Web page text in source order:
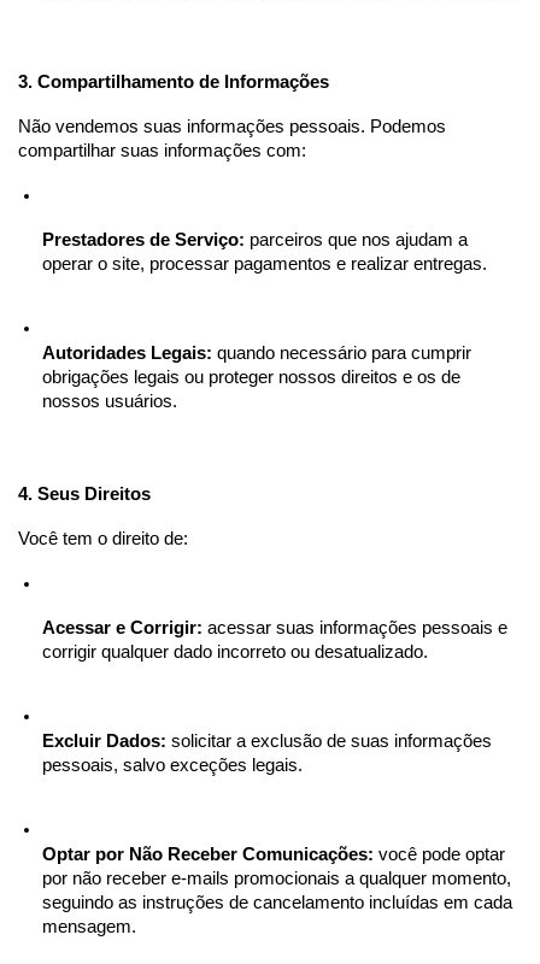
3. Compartilhamento de Informações
Não vendemos suas informações pessoais. Podemos
compartilhar suas informações com:
Prestadores de Serviço: parceiros que nos ajudam a
operar o site, processar pagamentos e realizar entregas.
Autoridades Legais: quando necessário para cumprir
obrigações legais ou proteger nossos direitos e os de
nossos usuários.
4. Seus Direitos
Você tem o direito de:
Acessar e Corrigir: acessar suas informações pessoais e
corrigir qualquer dado incorreto ou desatualizado.
Excluir Dados: solicitar a exclusão de suas informações
pessoais, salvo exceções legais.
Optar por Não Receber Comunicações: você pode optar
por não receber e-mails promocionais a qualquer momento,
seguindo as instruções de cancelamento incluídas em cada
mensagem.